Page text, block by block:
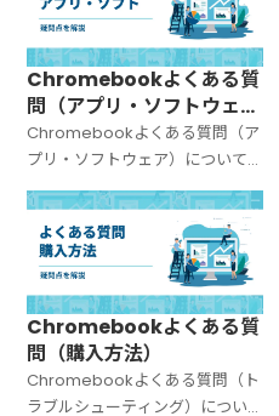
Chromebookよくある質
問（アプリ・ソフトウェ
ア）
Chromebookよくある質問（ア
プリ・ソフトウェア）について
まとめました。
Chromebookよくある質
問（購入方法）
Chromebookよくある質問（ト
ラブルシューティング）につい